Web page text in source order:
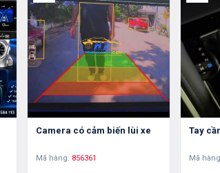
Camera có cảm biến lùi xe
Mã hàng: 856361
Tay
Mã